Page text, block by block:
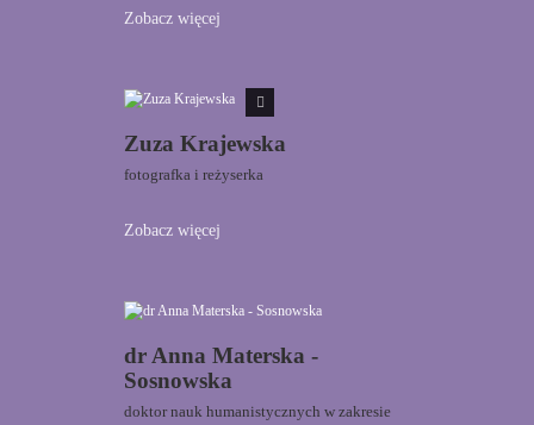
Zobacz więcej
Zuza Krajewska
fotografka i reżyserka
Zobacz więcej
dr Anna Materska -
Sosnowska
doktor nauk humanistycznych w zakresie